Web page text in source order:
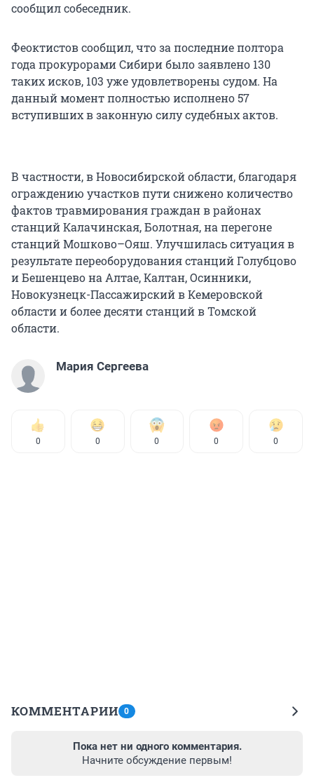
сообщил собеседник.
Феоктистов сообщил, что за последние полтора
года прокурорами Сибири было заявлено 130
таких исков, 103 уже удовлетворены судом. На
данный момент полностью исполнено 57
вступивших в законную силу судебных актов.
В частности, в Новосибирской области, благодаря
ограждению участков пути снижено количество
фактов травмирования граждан в районах
станций Калачинская, Болотная, на перегоне
станций Мошково–Ояш. Улучшилась ситуация в
результате переоборудования станций Голубцово
и Бешенцево на Алтае, Калтан, Осинники,
Новокузнецк-Пассажирский в Кемеровской
области и более десяти станций в Томской
области.
Мария Сергеева
0 0 0 0 0
КОММЕНТАРИИ 0
Пока нет ни одного комментария.
Начните обсуждение первым!